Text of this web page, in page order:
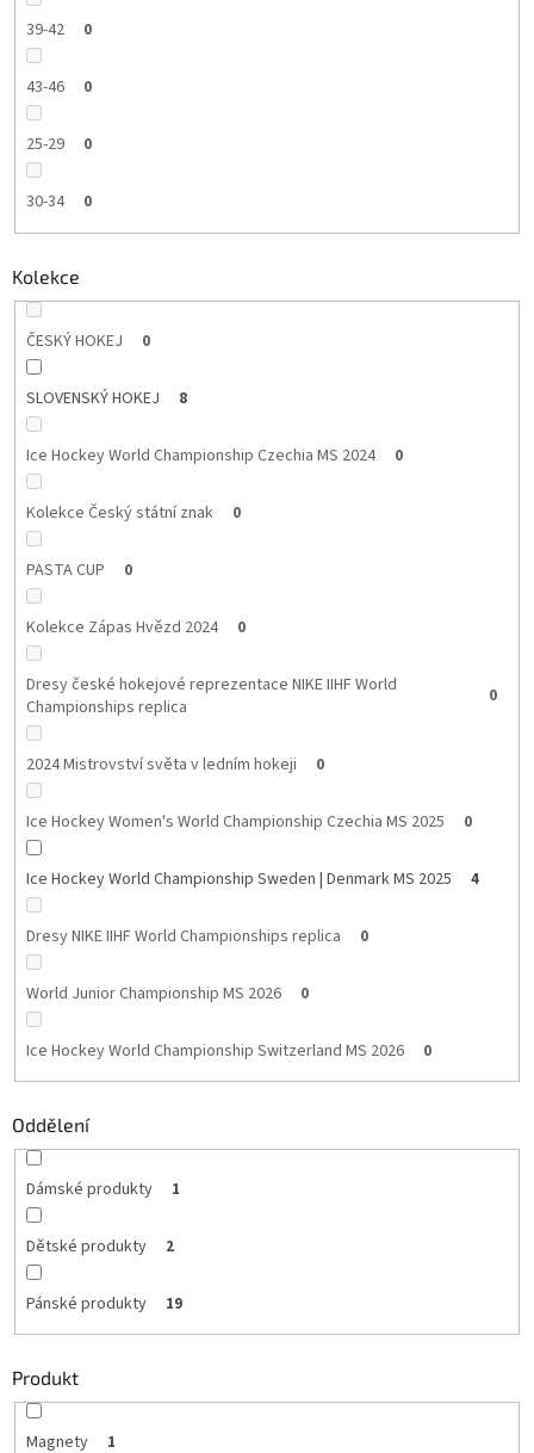
39-42 0
43-46 0
25-29 0
30-34 0
Kolekce
ČESKÝ HOKEJ 0
SLOVENSKÝ HOKEJ 8
Ice Hockey World Championship Czechia MS 2024 0
Kolekce Český státní znak 0
PASTA CUP 0
Kolekce Zápas Hvězd 2024 0
Dresy české hokejové reprezentace NIKE IIHF World
Championships replica
0
2024 Mistrovství světa v ledním hokeji 0
Ice Hockey Women's World Championship Czechia MS 2025 0
Ice Hockey World Championship Sweden | Denmark MS 2025 4
Dresy NIKE IIHF World Championships replica 0
World Junior Championship MS 2026 0
Ice Hockey World Championship Switzerland MS 2026 0
Oddělení
Dámské produkty 1
Dětské produkty 2
Pánské produkty 19
Produkt
Magnety 1